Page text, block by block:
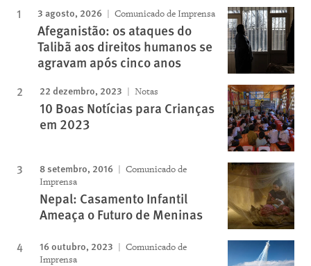
3 agosto, 2026 Comunicado de Imprensa
Afeganistão: os ataques do
Talibã aos direitos humanos se
agravam após cinco anos
22 dezembro, 2023 Notas
10 Boas Notícias para Crianças
em 2023
8 setembro, 2016
Comunicado de
Imprensa
Nepal: Casamento Infantil
Ameaça o Futuro de Meninas
16 outubro, 2023
Comunicado de
Imprensa